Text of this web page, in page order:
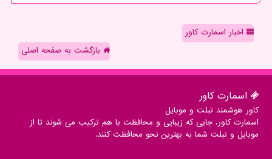
اخبار اسمارت کاور
بازگشت به صفحه اصلی
اسمارت كاور
کاور هوشمند تبلت و موبایل
اسمارت کاور، جایی که زیبایی و محافظت با هم ترکیب می شوند تا از
موبایل و تبلت شما به بهترین نحو محافظت کنند.